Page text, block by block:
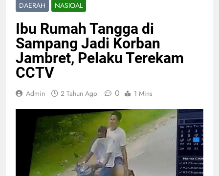
DAERAH NASIOAL
Ibu Rumah Tangga di
Sampang Jadi Korban
Jambret, Pelaku Terekam
CCTV
Admin 2 Tahun Ago 0 1 Mins